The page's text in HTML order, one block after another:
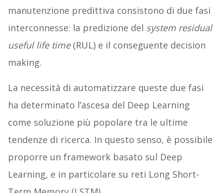
manutenzione predittiva consistono di due fasi
interconnesse: la predizione del system residual
useful life time(RUL) e il conseguente decision
making.
La necessità di automatizzare queste due fasi
ha determinato l’ascesa del Deep Learning
come soluzione più popolare tra le ultime
tendenze di ricerca. In questo senso, è possibile
proporre un framework basato sul Deep
Learning, e in particolare su reti Long Short-